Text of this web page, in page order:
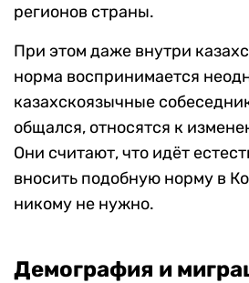
регионов страны.
При этом даже внутри
норма воспринимается
казахскоязычные
общался, относятся к
Они считают, что идёт
вносить подобную норму в
никому не нужно.
Демография и